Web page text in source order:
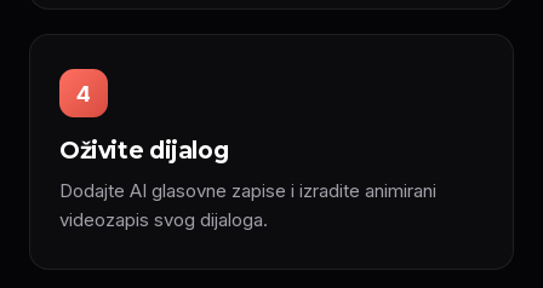
4
Oživite dijalog
Dodajte AI glasovne zapise i izradite animirani
videozapis svog dijaloga.